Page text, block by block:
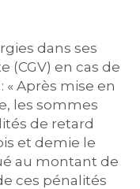
dans ses
(CGV) en cas de
Après mise en
les sommes
de retard
et demie le
au montant de
ces pénalités